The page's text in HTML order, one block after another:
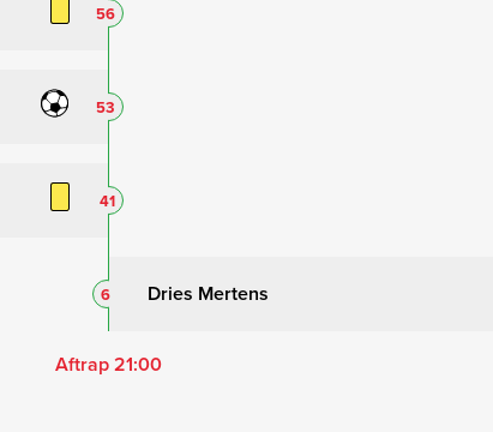
56
53
41
Dries Mertens
6
Aftrap 21:00